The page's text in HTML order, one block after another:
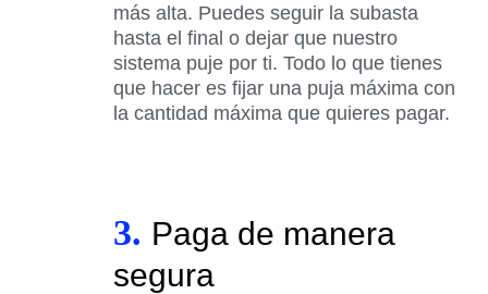
más alta. Puedes seguir la subasta
hasta el final o dejar que nuestro
sistema puje por ti. Todo lo que tienes
que hacer es fijar una puja máxima con
la cantidad máxima que quieres pagar.
3. Paga de manera
segura